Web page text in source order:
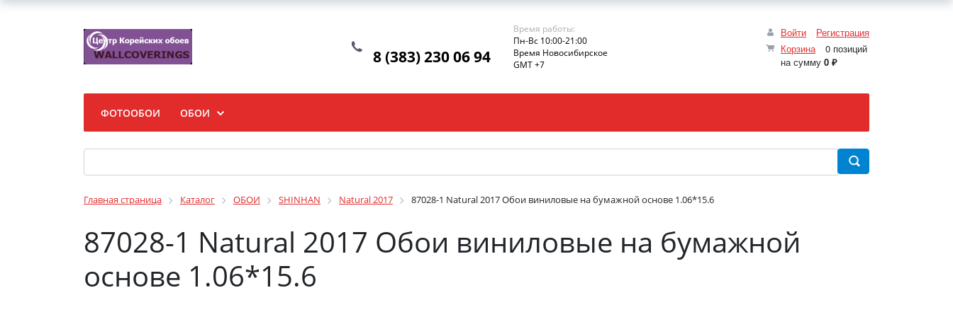
Войти
Регистрация
Корзина
0 позиций
на сумму 0 ₽
8 (383) 230 06 94
Время работы:
Пн-Вс 10:00-21:00
Время Новосибирское
GMT +7
ФОТООБОИ ОБОИ
Главная страница Каталог ОБОИ SHINHAN Natural 2017 87028-1 Natural 2017 Обои виниловые на бумажной основе 1.06*15.6
87028-1 Natural 2017 Обои виниловые на бумажной
основе 1.06*15.6